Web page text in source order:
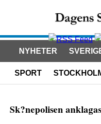
NYHETER
SPORT
Sk?nepolisen